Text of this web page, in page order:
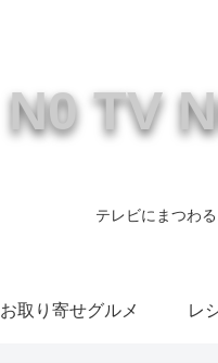
N0 TV
テレビにまつわ
お取り寄せグルメ レ